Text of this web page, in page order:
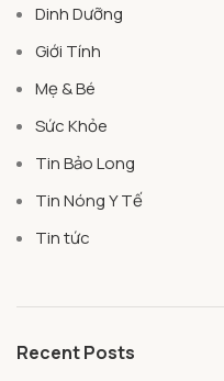
Dinh Dưỡng
Giới Tính
Mẹ & Bé
Sức Khỏe
Tin Bảo Long
Tin Nóng Y Tế
Tin tức
Recent Posts